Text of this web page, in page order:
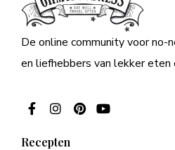
De online community voor no-
en liefhebbers van lekker eten
Recepten